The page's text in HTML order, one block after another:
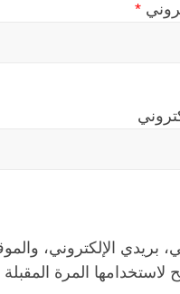
*
بريدي الإلكتروني،
لاستخدامها المرة